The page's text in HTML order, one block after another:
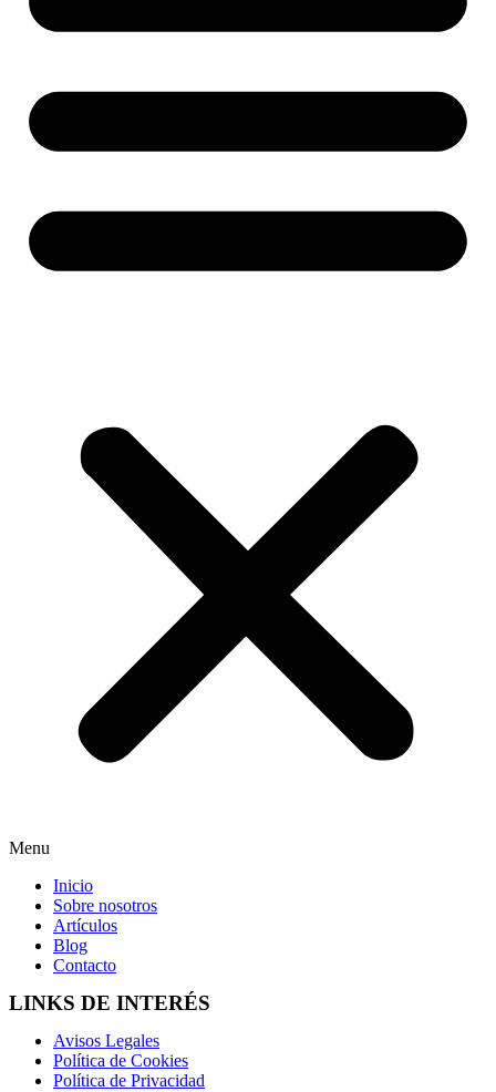
Menu
Inicio
Sobre nosotros
Artículos
Blog
Contacto
LINKS DE INTERÉS
Avisos Legales
Política de Cookies
Política de Privacidad